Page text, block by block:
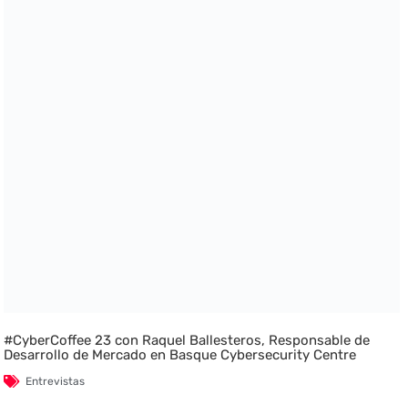
#CyberCoffee 23 con Raquel Ballesteros, Responsable de
Desarrollo de Mercado en Basque Cybersecurity Centre
Entrevistas